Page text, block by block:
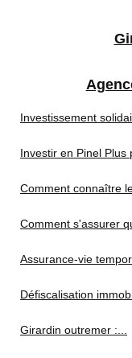
Investissement
Investir en Pinel Plus
Comment connaître
Comment s'assurer
Assurance-vie
Défiscalisation
Girardin outremer :...